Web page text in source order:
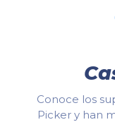
Conoce los
Picker y han